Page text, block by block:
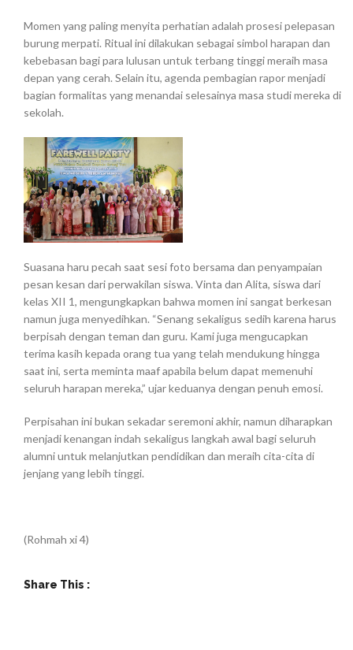
Momen yang paling menyita perhatian adalah prosesi pelepasan
burung merpati. Ritual ini dilakukan sebagai simbol harapan dan
kebebasan bagi para lulusan untuk terbang tinggi meraih masa
depan yang cerah. Selain itu, agenda pembagian rapor menjadi
bagian formalitas yang menandai selesainya masa studi mereka di
sekolah.
Suasana haru pecah saat sesi foto bersama dan penyampaian
pesan kesan dari perwakilan siswa. Vinta dan Alita, siswa dari
kelas XII 1, mengungkapkan bahwa momen ini sangat berkesan
namun juga menyedihkan. “Senang sekaligus sedih karena harus
berpisah dengan teman dan guru. Kami juga mengucapkan
terima kasih kepada orang tua yang telah mendukung hingga
saat ini, serta meminta maaf apabila belum dapat memenuhi
seluruh harapan mereka,” ujar keduanya dengan penuh emosi.
Perpisahan ini bukan sekadar seremoni akhir, namun diharapkan
menjadi kenangan indah sekaligus langkah awal bagi seluruh
alumni untuk melanjutkan pendidikan dan meraih cita-cita di
jenjang yang lebih tinggi.
(Rohmah xi 4)
Share This :